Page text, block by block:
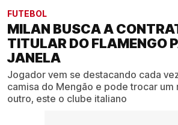
FUTEBOL
MILAN BUSCA A
TITULAR DO FLAMENGO
JANELA
Jogador vem se destacando cada
camisa do Mengão e pode trocar
outro, este o clube italiano